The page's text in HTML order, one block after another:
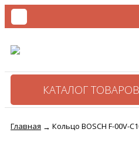
КАТАЛОГ ТОВАРОВ
Главная → Кольцо BOSCH F-00V-